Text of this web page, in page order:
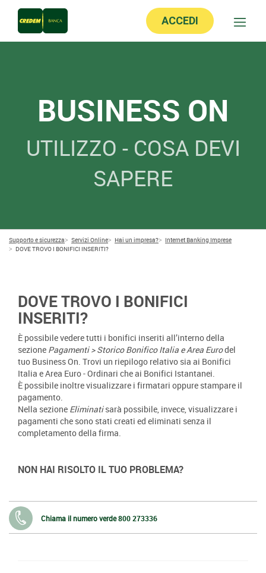
ACCEDI
BUSINESS ON
UTILIZZO - COSA DEVI
SAPERE
Supporto e sicurezza Servizi Online Hai un impresa?
Internet Banking Imprese
DOVE TROVO I BONIFICI INSERITI?
DOVE TROVO I BONIFICI
INSERITI?
È possibile vedere tutti i bonifici inseriti all’interno della
sezione Pagamenti > Storico Bonifico Italia e Area Eurodel
tuo Business On. Trovi un riepilogo relativo sia ai Bonifici
Italia e Area Euro - Ordinari che ai Bonifici Istantanei.
È possibile inoltre visualizzare i firmatari oppure stampare il
pagamento.
Nella sezione Eliminatisarà possibile, invece, visualizzare i
pagamenti che sono stati creati ed eliminati senza il
completamento della firma.
NON HAI RISOLTO IL TUO PROBLEMA?
Chiama il numero verde800 273336